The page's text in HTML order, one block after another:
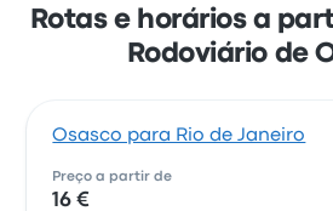
Rotas e horários a
Rodoviário de
Osasco para Rio de Janeiro
Preço a partir de
16 €